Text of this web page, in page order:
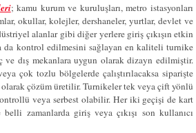
; kamu kurum ve kuruluşları, metro istasyonları
okullar, kolejler, dershaneler, yurtlar, devlet ve
alanlar gibi diğer yerlere giriş çıkışın etkin
da kontrol edilmesini sağlayan en kaliteli turnike
dış mekanlara uygun olarak dizayn edilmiştir.
çok tozlu bölgelerde çalıştırılacaksa siparişte
çözüm üretilir. Turnikeler tek veya çift yönlü
veya serbest olabilir. Her iki geçişi de kart
zamanlarda giriş veya çıkışı son kullanıcı